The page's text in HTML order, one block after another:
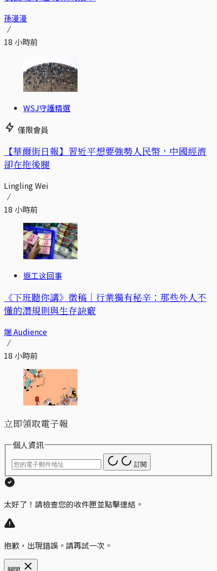
孫漫漫
18 小時前
WSJ守護精選
僅限會員
【華爾街日報】習近平想要強勢人民幣，中國經濟
卻在拖後腿
Lingling Wei
18 小時前
返工这回事
《下班聽你講》徵稿｜行業獨有秘辛：那些外人不
懂的潛規則與生存訣竅
端 Audience
18 小時前
立即領取電子報
個人資訊
訂閱
太好了！請檢查您的收件匣並點擊連結。
抱歉，出現錯誤。請再試一次。